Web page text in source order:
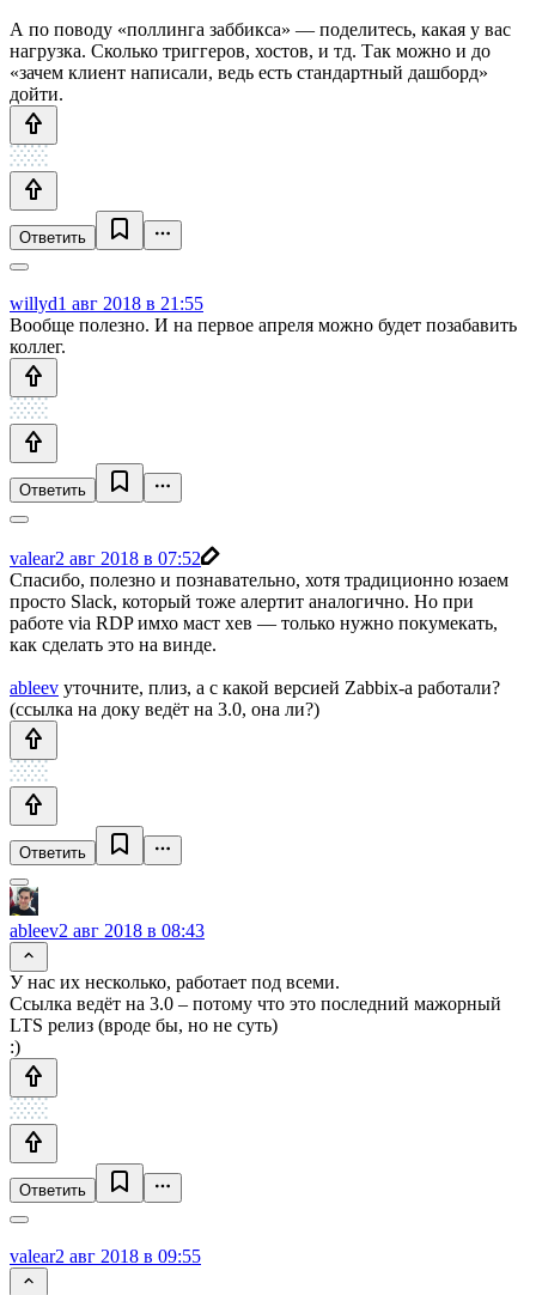
А по поводу «поллинга заббикса» — поделитесь, какая у вас
нагрузка. Сколько триггеров, хостов, и тд. Так можно и до
«зачем клиент написали, ведь есть стандартный дашборд»
дойти.
Ответить
willyd1 авг 2018 в 21:55
Вообще полезно. И на первое апреля можно будет позабавить
коллег.
Ответить
valear2 авг 2018 в 07:52
Спасибо, полезно и познавательно, хотя традиционно юзаем
просто Slack, который тоже алертит аналогично. Но при
работе via RDP имхо маст хев — только нужно покумекать,
как сделать это на винде.
ableev уточните, плиз, а с какой версией Zabbix-а работали?
(ссылка на доку ведёт на 3.0, она ли?)
Ответить
ableev2 авг 2018 в 08:43
У нас их несколько, работает под всеми.
Ссылка ведёт на 3.0 – потому что это последний мажорный
LTS релиз (вроде бы, но не суть)
:)
Ответить
valear2 авг 2018 в 09:55